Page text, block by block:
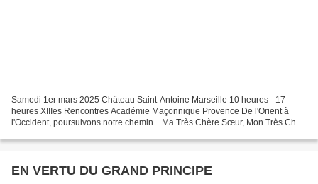
Samedi 1er mars 2025 Château Saint-Antoine Marseille 10 heures - 17
heures XIIIes Rencontres Académie Maçonnique Provence De l'Orient à
l'Occident, poursuivons notre chemin... Ma Très Chère Sœur, Mon Très Cher
EN VERTU DU GRAND PRINCIPE